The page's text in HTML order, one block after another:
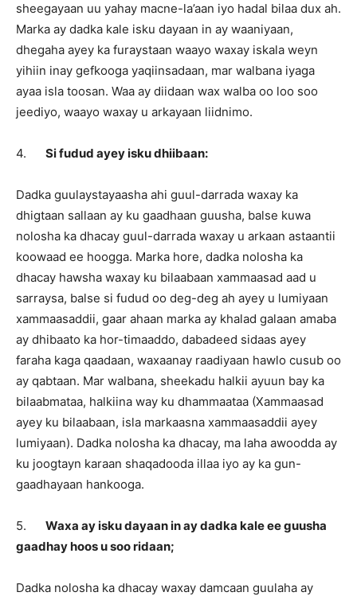
sheegayaan uu yahay macne-la’aan iyo hadal bilaa dux ah.
Marka ay dadka kale isku dayaan in ay waaniyaan,
dhegaha ayey ka furaystaan waayo waxay iskala weyn
yihiin inay gefkooga yaqiinsadaan, mar walbana iyaga
ayaa isla toosan. Waa ay diidaan wax walba oo loo soo
jeediyo, waayo waxay u arkayaan liidnimo.
4. Si fudud ayey isku dhiibaan:
Dadka guulaystayaasha ahi guul-darrada waxay ka
dhigtaan sallaan ay ku gaadhaan guusha, balse kuwa
nolosha ka dhacay guul-darrada waxay u arkaan astaantii
koowaad ee hoogga. Marka hore, dadka nolosha ka
dhacay hawsha waxay ku bilaabaan xammaasad aad u
sarraysa, balse si fudud oo deg-deg ah ayey u lumiyaan
xammaasaddii, gaar ahaan marka ay khalad galaan amaba
ay dhibaato ka hor-timaaddo, dabadeed sidaas ayey
faraha kaga qaadaan, waxaanay raadiyaan hawlo cusub oo
ay qabtaan. Mar walbana, sheekadu halkii ayuun bay ka
bilaabmataa, halkiina way ku dhammaataa (Xammaasad
ayey ku bilaabaan, isla markaasna xammaasaddii ayey
lumiyaan). Dadka nolosha ka dhacay, ma laha awoodda ay
ku joogtayn karaan shaqadooda illaa iyo ay ka gun-
gaadhayaan hankooga.
5. Waxa ay isku dayaan in ay dadka kale ee guusha
gaadhay hoos u soo ridaan;
Dadka nolosha ka dhacay waxay damcaan guulaha ay